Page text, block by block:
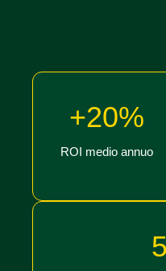
+20%
ROI medio annuo